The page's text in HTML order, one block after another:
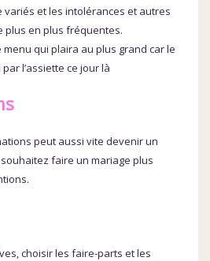
et les intolérances et autres
plus en plus fréquentes.
menu qui plaira au plus grand car le
l’assiette ce jour là
peut aussi vite devenir un
faire un mariage plus
choisir les faire-parts et les